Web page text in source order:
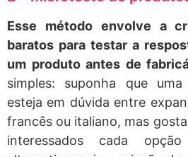
Esse método envolve a
baratos para testar a
um produto antes de
simples: suponha que
esteja em dúvida entre
francês ou italiano, mas
interessados cada